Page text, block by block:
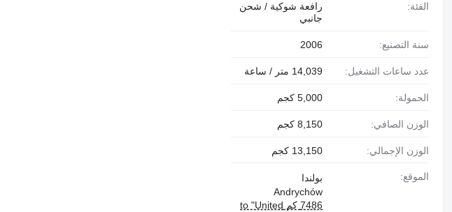
الفئة:
رافعة شوكية / شحن
جانبي
سنة التصنيع: 2006
عدد ساعات التشغيل: 14,039 متر / ساعة
الحمولة: 5,000 كجم
الوزن الصافي: 8,150 كجم
الوزن الإجمالي: 13,150 كجم
الموقع:
بولندا
Andrychów
7486 كم to "United